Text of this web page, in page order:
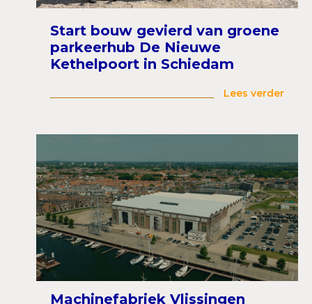
Start bouw gevierd van groene
parkeerhub De Nieuwe
Kethelpoort in Schiedam
Lees verder
Machinefabriek Vlissingen